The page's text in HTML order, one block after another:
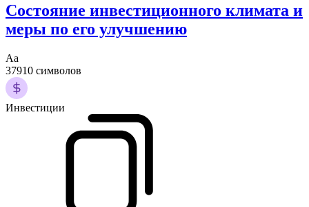
Состояние инвестиционного климата и
меры по его улучшению
Аа
37910 символов
Инвестиции